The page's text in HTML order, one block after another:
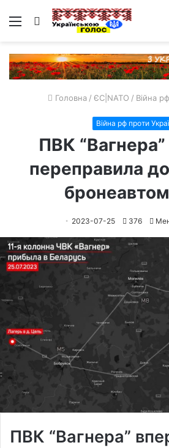
Меню Пошук
Головна / ЄС|NATO / Війна
Війна рф проти
ПВК
переправила до
2023-07-25 376
ПВК “Вагнера”